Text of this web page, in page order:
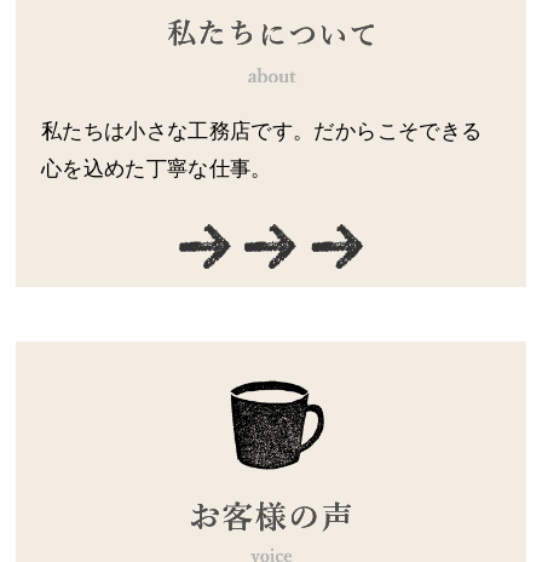
私たちは小さな工務店です。だからこそできる
心を込めた丁寧な仕事。